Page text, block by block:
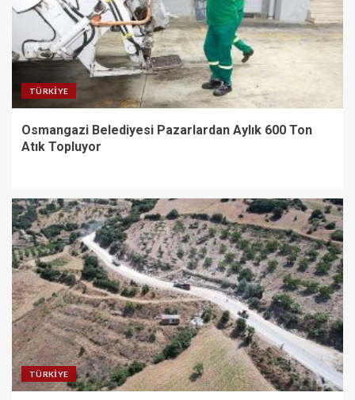
TÜRKIYE
Osmangazi Belediyesi Pazarlardan Aylık 600 Ton
Atık Topluyor
TÜRKIYE